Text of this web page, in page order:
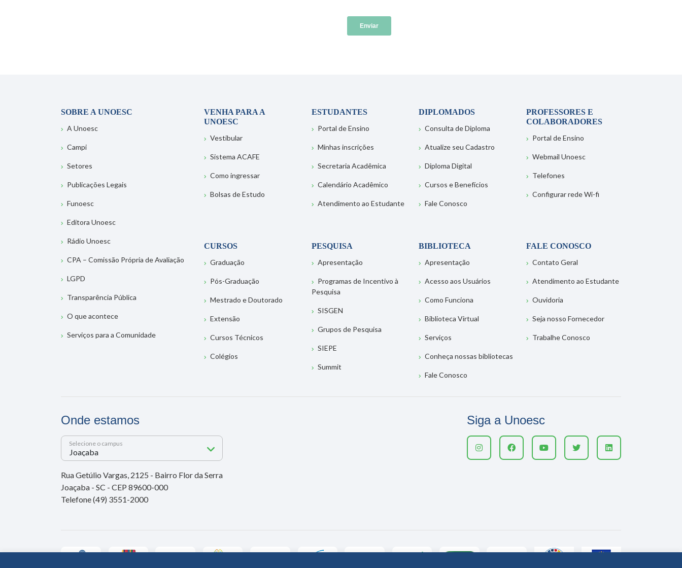
SOBRE A UNOESC
A Unoesc
Campi
Setores
Publicações Legais
Funoesc
Editora Unoesc
Rádio Unoesc
CPA – Comissão Própria de Avaliação
LGPD
Transparência Pública
O que acontece
Serviços para a Comunidade
VENHA PARA A
UNOESC
Vestibular
Sistema ACAFE
Como ingressar
Bolsas de Estudo
ESTUDANTES
Portal de Ensino
Minhas inscrições
Secretaria Acadêmica
Calendário Acadêmico
Atendimento ao Estudante
DIPLOMADOS
Consulta de Diploma
Atualize seu Cadastro
Diploma Digital
Cursos e Benefícios
Fale Conosco
PROFESSORES E
COLABORADORES
Portal de Ensino
Webmail Unoesc
Telefones
Configurar rede Wi-fi
CURSOS
Graduação
Pós-Graduação
Mestrado e Doutorado
Extensão
Cursos Técnicos
Colégios
PESQUISA
Apresentação
Programas de Incentivo à
Pesquisa
SISGEN
Grupos de Pesquisa
SIEPE
Summit
BIBLIOTECA
Apresentação
Acesso aos Usuários
Como Funciona
Biblioteca Virtual
Serviços
Conheça nossas bibliotecas
Fale Conosco
FALE CONOSCO
Contato Geral
Atendimento ao Estudante
Ouvidoria
Seja nosso Fornecedor
Trabalhe Conosco
Onde estamos
Selecione o campus
Rua Getúlio Vargas, 2125 - Bairro Flor da Serra
Joaçaba - SC - CEP 89600-000
Telefone (49) 3551-2000
Siga a Unoesc